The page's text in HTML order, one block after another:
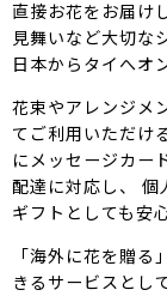
直接お花をお届け
見舞いなど大切な
日本からタイへオ
花束やアレンジメ
てご利用いただけ
にメッセージカー
配達に対応し、 個
ギフトとしても安
「海外に花を贈
きるサービスとし